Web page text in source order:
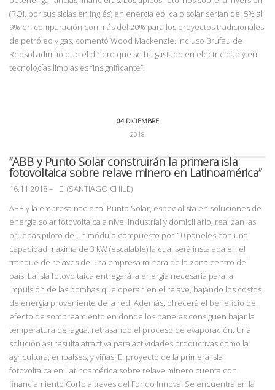
(ROI, por sus siglas en inglés) en energía eólica o solar serían del 5% al
9% en comparación con más del 20% para los proyectos tradicionales
de petróleo y gas, comentó Wood Mackenzie. Incluso Brufau de
Repsol admitió que el dinero que se ha gastado en electricidad y en
tecnologías limpias es“insignificante”.
04 DICIEMBRE
2018
“ABB y Punto Solar construirán la primera isla
fotovoltaica sobre relave minero en Latinoamérica”
16.11.2018– EI (SANTIAGO,CHILE)
ABB y la empresa nacional Punto Solar, especialista en soluciones de
energía solar fotovoltaica a nivel industrial y domiciliario, realizan las
pruebas piloto de un módulo compuesto por 10 paneles con una
capacidad máxima de 3 kW (escalable) la cual será instalada en el
tranque de relaves de una empresa minera de la zona centro del
país. La isla fotovoltaica entregará la energía necesaria para la
impulsión de las bombas que operan en el relave, bajando los costos
de energía proveniente de la red. Además, ofrecerá el beneficio del
efecto de sombreamiento en donde los paneles consiguen bajar la
temperatura del agua, retrasando el proceso de evaporación. Una
solución así resulta atractiva para actividades productivas como la
agricultura, embalses, y viñas. El proyecto de la primera isla
fotovoltaica en Latinoamérica sobre relave minero cuenta con
financiamiento Corfo a través del Fondo Innova. Se encuentra en la